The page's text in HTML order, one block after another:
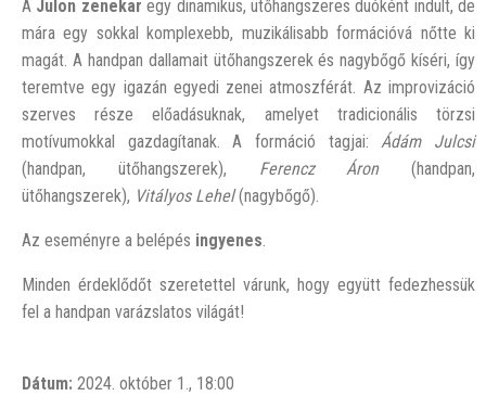
A Julon zenekar egy dinamikus, ütőhangszeres duóként indult, de
mára egy sokkal komplexebb, muzikálisabb formációvá nőtte ki
magát. A handpan dallamait ütőhangszerek és nagybőgő kíséri, így
teremtve egy igazán egyedi zenei atmoszférát. Az improvizáció
szerves része előadásuknak, amelyet tradicionális törzsi
motívumokkal gazdagítanak. A formáció tagjai:Ádám Julcsi
(handpan, ütőhangszerek), Ferencz Áron(handpan,
ütőhangszerek), Vitályos Lehel(nagybőgő).
Az eseményre a belépés ingyenes.
Minden érdeklődőt szeretettel várunk, hogy együtt fedezhessük
fel a handpan varázslatos világát!
Dátum: 2024. október 1., 18:00